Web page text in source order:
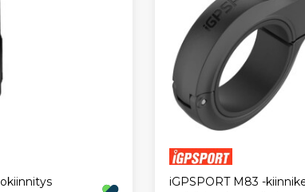
iGPSPORT M83 -